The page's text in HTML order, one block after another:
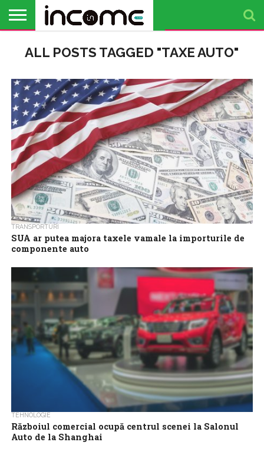
PROFIL DE
ANTREPRENOR
BUSINESS
ANALIZE
OPINII
FINANȚE
PERSONALE
TIMP
LIBER
ALL POSTS TAGGED "TAXE AUTO"
TRANSPORTURI
SUA ar putea majora taxele vamale la importurile de
componente auto
considerare în următoarele săptămâni solicitările din industrie
privind impunerea de noi...
TEHNOLOGIE
Războiul comercial ocupă centrul scenei la Salonul
Auto de la Shanghai